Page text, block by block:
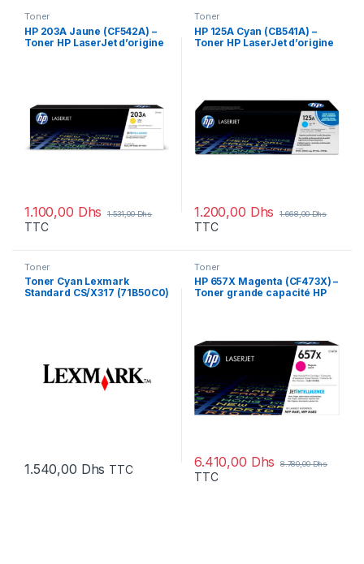
Toner
HP 203A Jaune (CF542A) –
Toner HP LaserJet d’origine
1.100,00 Dhs 1.531,00Dhs
TTC
Toner
HP 125A Cyan (CB541A) –
Toner HP LaserJet d’origine
1.200,00 Dhs 1.668,00Dhs
TTC
Toner
Toner Cyan Lexmark
Standard CS/X317 (71B50C0)
1.540,00 Dhs TTC
Toner
HP 657X Magenta (CF473X) –
Toner grande capacité HP
6.410,00 Dhs 8.780,00Dhs
TTC